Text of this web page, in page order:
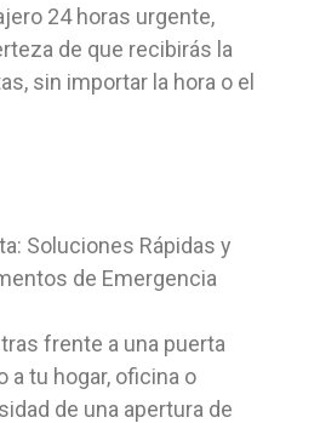
24 horas urgente,
de que recibirás la
sin importar la hora o el
Soluciones Rápidas y
de Emergencia
frente a una puerta
a tu hogar, oficina o
de una apertura de